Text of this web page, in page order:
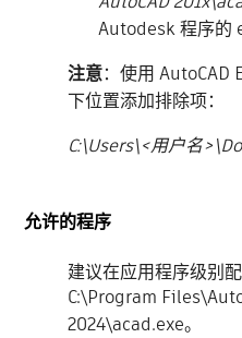
Autodesk 程序的
注意：使用
下位置添加排除项：
C:\Users\<用户名>
允许的程序
建议在应用程序级别
C:\Program
2024\acad.exe。